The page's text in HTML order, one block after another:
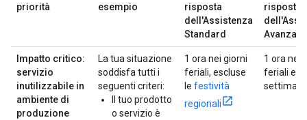
priorità
esempio
risposta
dell'Assistenza
Standard
risposta
Avanzata
Impatto critico:
servizio
inutilizzabile in
ambiente di
produzione
La tua situazione
soddisfa tutti i
seguenti criteri:
Il tuo prodotto
o servizio è
1 ora nei giorni
feriali, escluse
le festività
regionali
1 ora nei
feriali e